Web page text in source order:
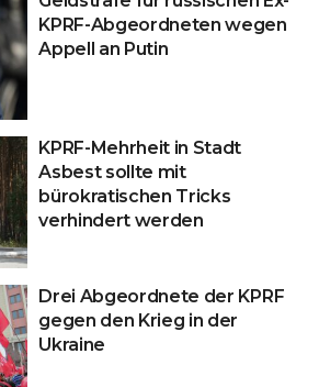
KPRF-Abgeordneten wegen
Appell an Putin
KPRF-Mehrheit in Stadt
Asbest sollte mit
bürokratischen Tricks
verhindert werden
Drei Abgeordnete der KPRF
gegen den Krieg in der
Ukraine